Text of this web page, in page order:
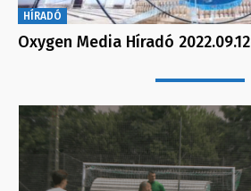
HÍRADÓ
Oxygen Media Híradó 2022.09.12